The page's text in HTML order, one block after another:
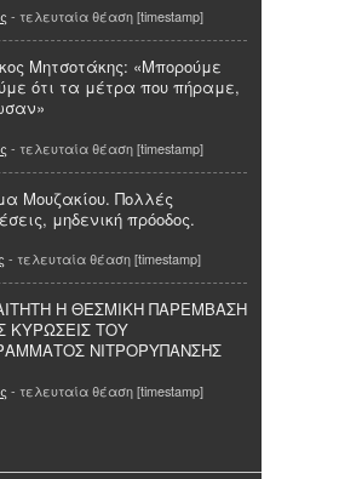
- τελευταία θέαση [timestamp]
Μητσοτάκης: «Μπορούμε
ότι τα μέτρα που πήραμε,
- τελευταία θέαση [timestamp]
Μουζακίου. Πολλές
μηδενική πρόοδος.
- τελευταία θέαση [timestamp]
Η ΘΕΣΜΙΚΗ ΠΑΡΕΜΒΑΣΗ
ΚΥΡΩΣΕΙΣ ΤΟΥ
ΝΙΤΡΟΡΥΠΑΝΣΗΣ
- τελευταία θέαση [timestamp]